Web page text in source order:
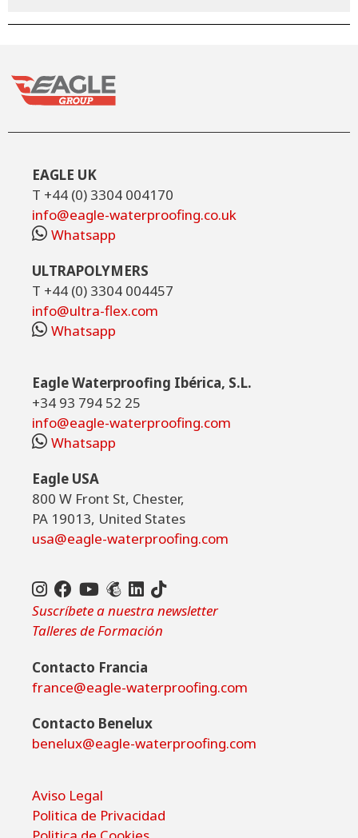
EAGLE UK
T +44 (0) 3304 004170
info@eagle-waterproofing.co.uk
Whatsapp
ULTRAPOLYMERS
T +44 (0) 3304 004457
info@ultra-flex.com
Whatsapp
Eagle Waterproofing Ibérica, S.L.
+34 93 794 52 25
info@eagle-waterproofing.com
Whatsapp
Eagle USA
800 W Front St, Chester,
PA 19013, United States
usa@eagle-waterproofing.com
de
Suscríbete a nuestra newsletter
Talleres de Formación
Contacto Francia
france@eagle-waterproofing.com
Contacto Benelux
benelux@eagle-waterproofing.com
Aviso Legal
Politica de Privacidad